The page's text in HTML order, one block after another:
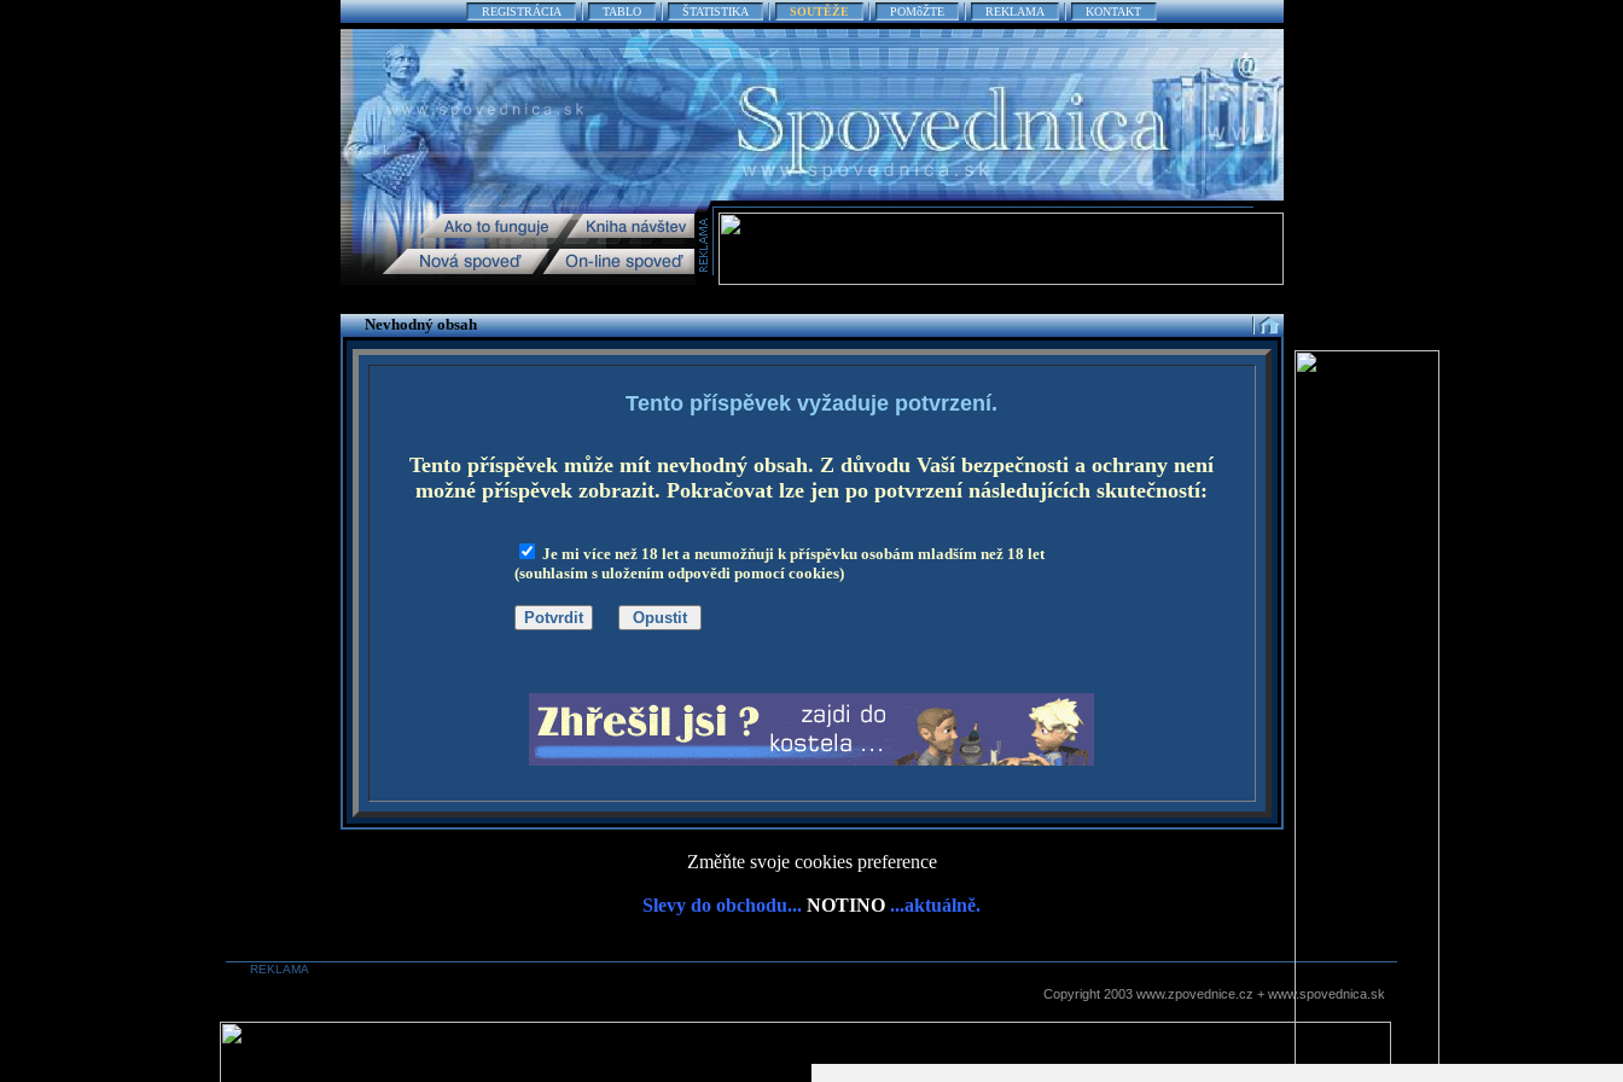
REGISTRÁCIA TABLO ŠTATISTIKA SOUTĚŽE POMôŽTE REKLAMA KONTAKT
Nevhodný obsah
Tento příspěvek vyžaduje potvrzení.
Tento příspěvek může mít nevhodný obsah. Z důvodu Vaší bezpečnosti a ochrany není
možné příspěvek zobrazit. Pokračovat lze jen po potvrzení následujících skutečností:
Je mi více než 18 let a neumožňuji k příspěvku osobám mladším než 18 let
(souhlasím s uložením odpovědi pomocí cookies)
Změňte svoje cookies preference
Slevy do obchodu... NOTINO ...aktuálně.
REKLAMA
Copyright 2003 www.zpovednice.cz + www.spovednica.sk